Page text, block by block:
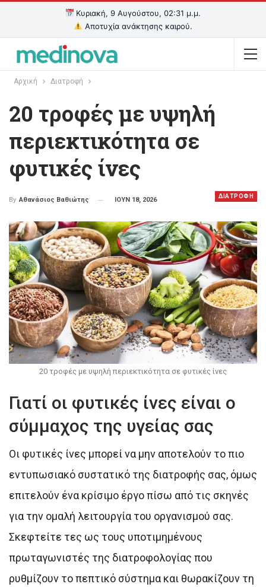
Κυριακή, 9 Αυγούστου, 02:31 μ.μ.
Αποτυχία ανάκτησης καιρού.
Αρχική Διατροφή
20 τροφές με υψηλή
περιεκτικότητα σε
φυτικές ίνες
ΔΙΑΤΡΟΦΗ
By Αθανάσιος Βαθιώτης ΙΟΥΝ 18, 2026
20 τροφές με υψηλή περιεκτικότητα σε φυτικές ίνες
Γιατί οι φυτικές ίνες είναι ο
σύμμαχος της υγείας σας
Οι φυτικές ίνες μπορεί να μην αποτελούν το πιο
εντυπωσιακό συστατικό της διατροφής σας, όμως
επιτελούν ένα κρίσιμο έργο πίσω από τις σκηνές
για την ομαλή λειτουργία του οργανισμού σας.
Σκεφτείτε τες ως τους υποτιμημένους
πρωταγωνιστές της διατροφολογίας που
ρυθμίζουν το πεπτικό σύστημα και θωρακίζουν τη